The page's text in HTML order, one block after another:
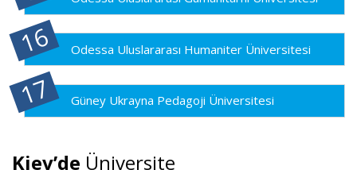
Odessa Uluslararası Humaniter Üniversitesi
Güney Ukrayna Pedagoji Üniversitesi
Kiev’de Üniversite